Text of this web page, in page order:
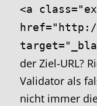
<a
der Ziel-URL?
Validator als
nicht immer